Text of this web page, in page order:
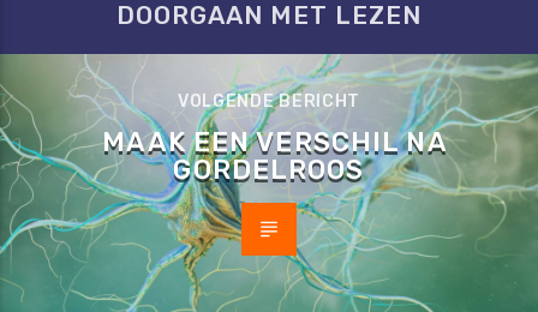
DOORGAAN MET LEZEN
VOLGENDE BERICHT
MAAK EEN VERSCHIL NA
GORDELROOS